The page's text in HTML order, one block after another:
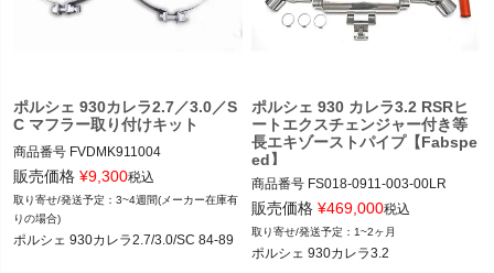
ポルシェ 930カレラ2.7／3.0／S
C マフラー取り付けキット
商品番号 FVDMK911004
12FVD：FVD MK9 110 04
ポルシェ 930カレラ 84-89
販売価格 ¥9,300税込
3~4週間(メーカー在庫有
りの場合)
ポルシェ 930カレラ2.7/3.0/SC 84-89
ポルシェ 930 カレラ3.2 RSRヒ
ートエクスチェンジャー付き等
長エキゾーストパイプ【Fabspe
ed】
商品番号 FS018-0911-003-00LR
12FAB：018-0911-003-00LR
特注。通常は単体注文不可。要メール
発注。
販売価格 ¥469,000税込
1~2ヶ月
ポルシェ 930カレラ3.2